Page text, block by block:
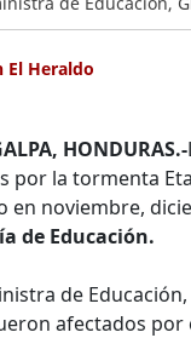
El Heraldo
HONDURAS.-
por la tormenta
en noviembre,
de Educación.
de Educación,
afectados por